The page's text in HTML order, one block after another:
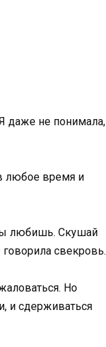
даже не понимала,
любое время и
любишь. Скушай
свекровь.
Но
и сдерживаться